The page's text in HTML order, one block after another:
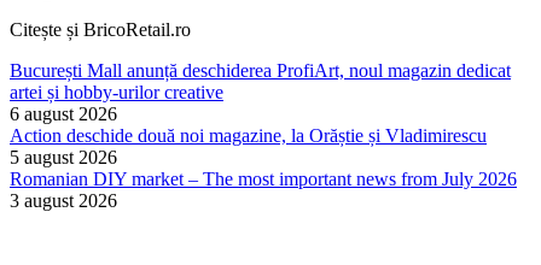
Citește și BricoRetail.ro
București Mall anunță deschiderea ProfiArt, noul magazin dedicat
artei și hobby-urilor creative
6 august 2026
Action deschide două noi magazine, la Orăștie și Vladimirescu
5 august 2026
Romanian DIY market – The most important news from July 2026
3 august 2026